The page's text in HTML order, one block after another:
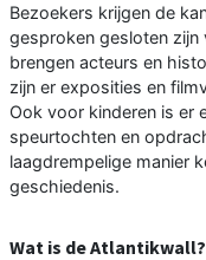
Bezoekers krijgen de
gesproken gesloten zijn
brengen acteurs en
zijn er exposities en
Ook voor kinderen is er
speurtochten en
laagdrempelige manier
geschiedenis.
Wat is de Atlantikwall?